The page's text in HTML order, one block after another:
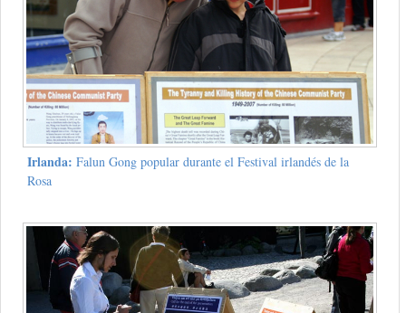
Irlanda: Falun Gong popular durante el Festival irlandés de la
Rosa